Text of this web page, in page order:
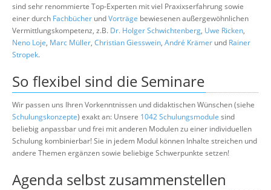
sind sehr renommierte Top-Experten mit viel Praxixserfahrung sowie
einer durch Fachbücher undVorträge bewiesenen außergewöhnlichen
Vermittlungskompetenz, z.B. Dr. Holger Schwichtenberg, Uwe Ricken,
Neno Loje, Marc Müller, Christian Giesswein, André Krämer und Rainer
Stropek.
So flexibel sind die Seminare
Wir passen uns Ihren Vorkenntnissen und didaktischen Wünschen (siehe
Schulungskonzepte) exakt an: Unsere 1042 Schulungsmodule sind
beliebig anpassbar und frei mit anderen Modulen zu einer individuellen
Schulung kombinierbar! Sie in jedem Modul können Inhalte streichen und
andere Themen ergänzen sowie beliebige Schwerpunkte setzen!
Agenda selbst zusammenstellen